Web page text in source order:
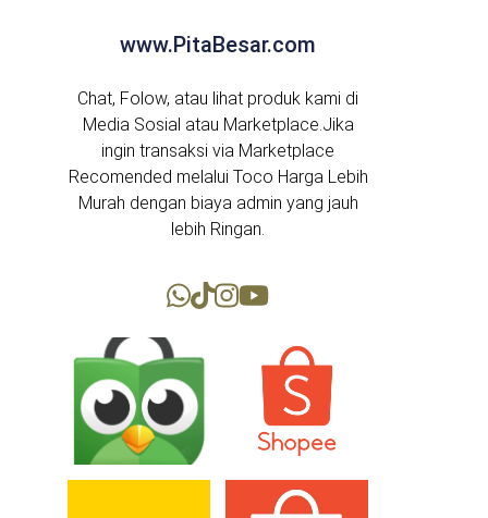
www.PitaBesar.com
Chat, Folow, atau lihat produk kami di
Media Sosial atau Marketplace.Jika
ingin transaksi via Marketplace
Recomended melalui Toco Harga Lebih
Murah dengan biaya admin yang jauh
lebih Ringan.